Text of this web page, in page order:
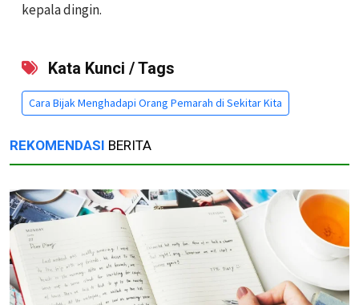
kepala dingin.
Kata Kunci / Tags
Cara Bijak Menghadapi Orang Pemarah di Sekitar Kita
REKOMENDASI BERITA